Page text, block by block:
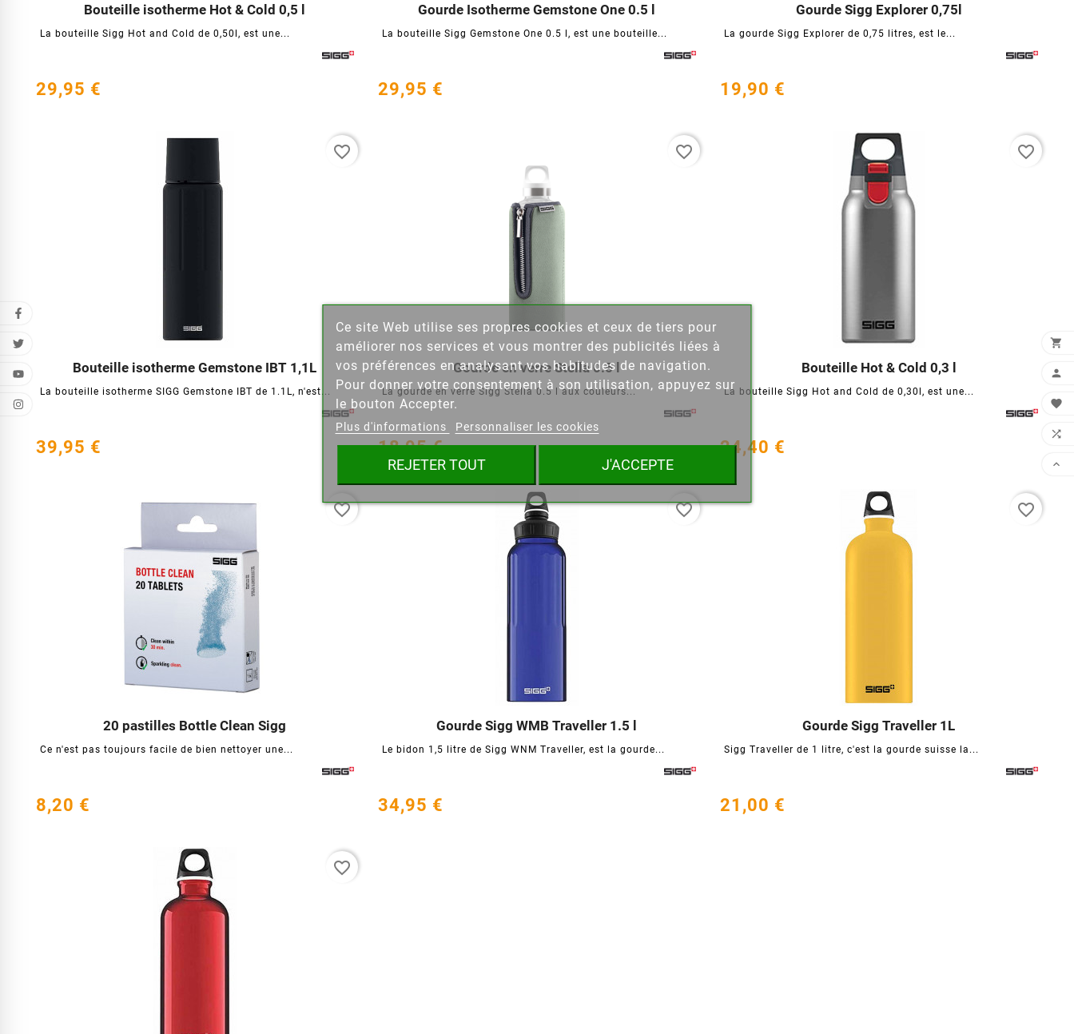
Bouteille isotherme Hot & Cold 0,5 l
La bouteille Sigg Hot and Cold de 0,50l, est une...
   
29,95 €
Gourde Isotherme Gemstone One 0.5 l
La bouteille Sigg Gemstone One 0.5 l, est une bouteille...
   
29,95 €
Gourde Sigg Explorer 0,75l
La gourde Sigg Explorer de 0,75 litres, est le...
   
19,90 €
Bouteille isotherme Gemstone IBT 1,1L
La bouteille isotherme SIGG Gemstone IBT de 1.1L, n'est...
   
39,95 €
favorite_border
Gourde en verre Stella 0.5 l
La gourde en verre Sigg Stella 0.5 l aux couleurs...
   
18,95 €
favorite_border
Bouteille Hot & Cold 0,3 l
La bouteille Sigg Hot and Cold de 0,30l, est une...
   
24,40 €
favorite_border
20 pastilles Bottle Clean Sigg
Ce n'est pas toujours facile de bien nettoyer une...
   
8,20 €
favorite_border
Gourde Sigg WMB Traveller 1.5 l
Le bidon 1,5 litre de Sigg WNM Traveller, est la gourde...
   
34,95 €
favorite_border
Gourde Sigg Traveller 1L
Sigg Traveller de 1 litre, c'est la gourde suisse la...
   
21,00 €
favorite_border
favorite_border
Créer une liste d'envies ×
Nom de la liste d'envies
Annuler Créer une liste d'envies
Ce site Web utilise ses propres cookies et ceux de tiers pour
améliorer nos services et vous montrer des publicités liées à
vos préférences en analysant vos habitudes de navigation.
Pour donner votre consentement à son utilisation, appuyez sur
le bouton Accepter.
Plus d'informations Personnaliser les cookies
REJETER TOUT J'ACCEPTE




